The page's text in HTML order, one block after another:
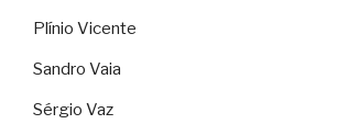
Plínio Vicente
Sandro Vaia
Sérgio Vaz